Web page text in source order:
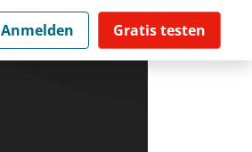
Anmelden Gratis testen